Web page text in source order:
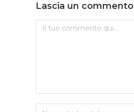
Lascia un commento